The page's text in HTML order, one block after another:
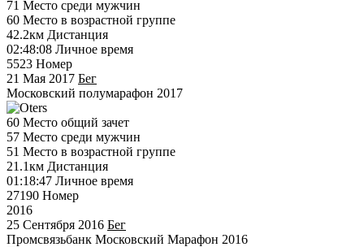
71 Место среди мужчин
60 Место в возрастной группе
42.2км Дистанция
02:48:08 Личное время
5523 Номер
21 Мая 2017 Бег
Московский полумарафон 2017
60 Место общий зачет
57 Место среди мужчин
51 Место в возрастной группе
21.1км Дистанция
01:18:47 Личное время
27190 Номер
2016
25 Сентября 2016 Бег
Промсвязьбанк Московский Марафон 2016